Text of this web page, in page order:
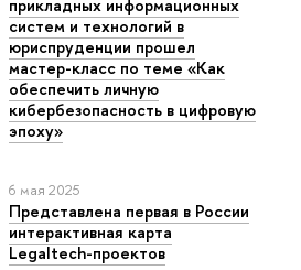
прикладных информационных
систем и технологий в
юриспруденции прошел
мастер-класс по теме «Как
обеспечить личную
кибербезопасность в цифровую
эпоху»
6 мая 2025
Представлена первая в России
интерактивная карта
Legaltech-проектов